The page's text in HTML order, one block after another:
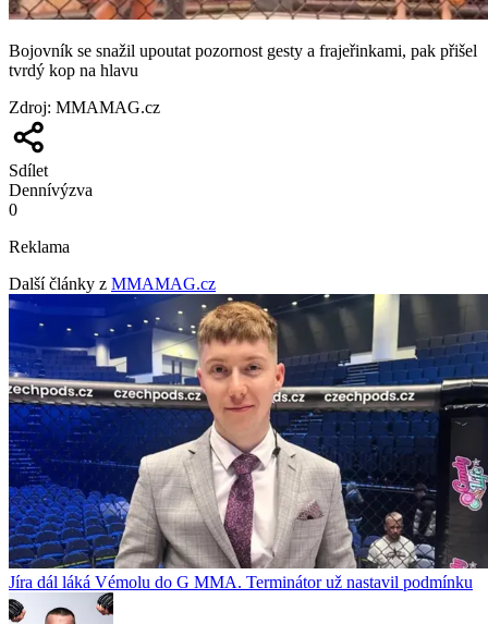
Bojovník se snažil upoutat pozornost gesty a frajeřinkami, pak přišel
tvrdý kop na hlavu
Zdroj: MMAMAG.cz
Sdílet
Dennívýzva
0
Reklama
Další články z MMAMAG.cz
Jíra dál láká Vémolu do G MMA. Terminátor už nastavil podmínku